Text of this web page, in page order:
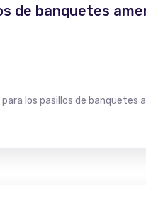
de banquetes
los pasillos de banquetes